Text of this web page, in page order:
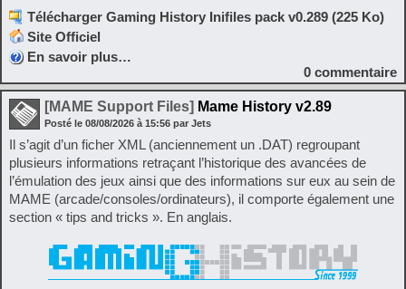
Télécharger Gaming History Inifiles pack v0.289 (225 Ko)
Site Officiel
En savoir plus…
0 commentaire
[MAME Support Files] Mame History v2.89
Posté le 08/08/2026 à 15:56 par Jets
Il s’agit d’un ficher XML (anciennement un .DAT) regroupant
plusieurs informations retraçant l’historique des avancées de
l’émulation des jeux ainsi que des informations sur eux au sein de
MAME (arcade/consoles/ordinateurs), il comporte également une
section « tips and tricks ». En anglais.